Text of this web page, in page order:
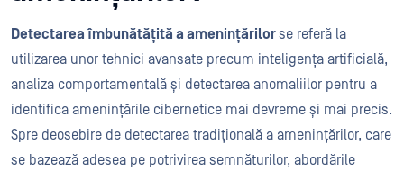
Detectarea îmbunătățită a amenințărilorse referă la
utilizarea unor tehnici avansate precum inteligența artificială,
analiza comportamentală și detectarea anomaliilor pentru a
identifica amenințările cibernetice mai devreme și mai precis.
Spre deosebire de detectarea tradițională a amenințărilor, care
se bazează adesea pe potrivirea semnăturilor, abordările